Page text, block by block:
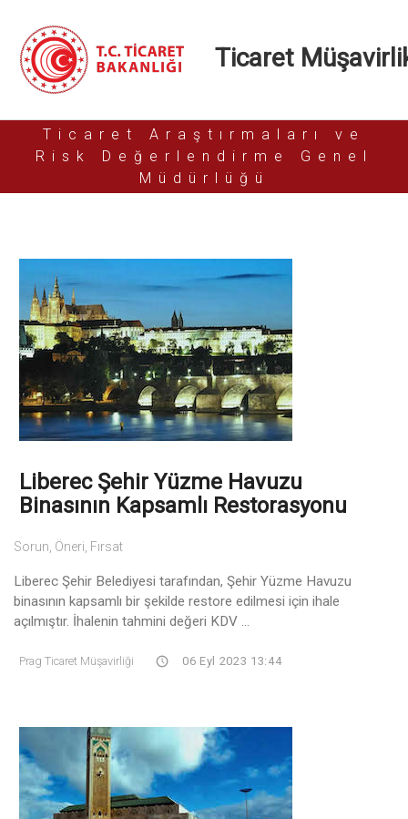
Ticaret
Ticaret Araştırmaları ve
Risk Değerlendirme Genel
Müdürlüğü
Liberec Şehir Yüzme Havuzu
Binasının Kapsamlı Restorasyonu
Sorun, Öneri, Fırsat
Liberec Şehir Belediyesi tarafından, Şehir Yüzme Havuzu
binasının kapsamlı bir şekilde restore edilmesi için ihale
açılmıştır. İhalenin tahmini değeri KDV ...
Prag Ticaret Müşavirliği 06 Eyl 2023 13:44